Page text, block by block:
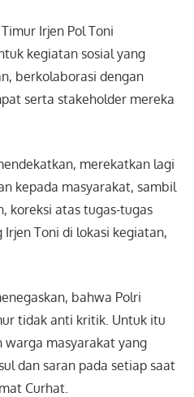
Irjen Pol Toni
kegiatan sosial yang
berkolaborasi dengan
serta stakeholder mereka
merekatkan lagi
kepada masyarakat, sambil
koreksi atas tugas-tugas
Toni di lokasi kegiatan,
bahwa Polri
tidak anti kritik. Untuk itu
warga masyarakat yang
dan saran pada setiap saat
Curhat.